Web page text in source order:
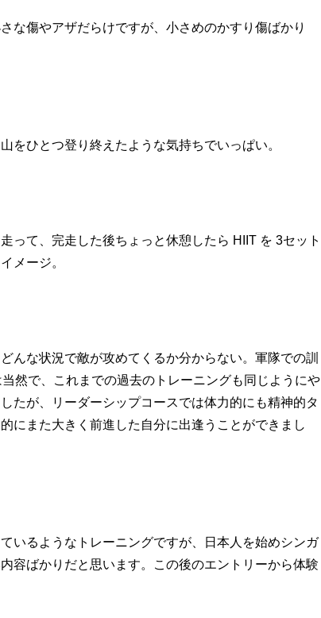
な傷やアザだらけですが、小さめのかすり傷ばかり
をひとつ登り終えたような気持ちでいっぱい。
って、完走した後ちょっと休憩したら HIIT を 3セット
メージ。
んな状況で敵が攻めてくるか分からない。軍隊での訓
然で、これまでの過去のトレーニングも同じようにや
たが、リーダーシップコースでは体力的にも精神的タ
にまた大きく前進した自分に出逢うことができまし
いるようなトレーニングですが、日本人を始めシンガ
容ばかりだと思います。この後のエントリーから体験